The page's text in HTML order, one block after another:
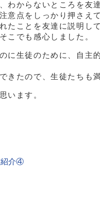
わからないところを友
意点をしっかり押さえ
たことを友達に説明し
こでも感心しました。
に生徒のために、自主
きたので、生徒たちも
います。
紹介④